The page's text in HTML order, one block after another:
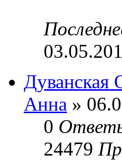
Дуванская
Анна »
0
24479